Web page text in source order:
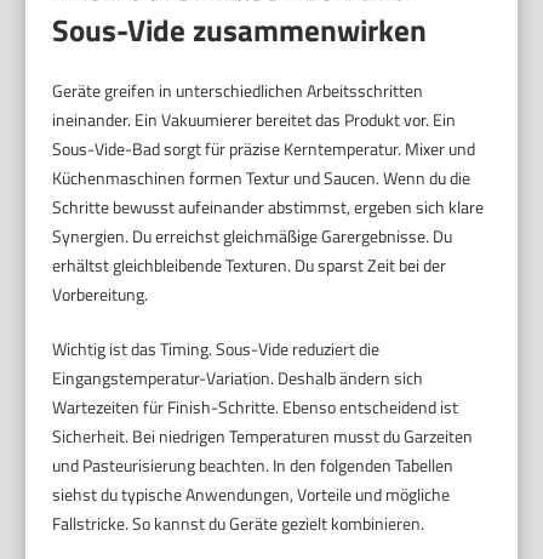
Sous-Vide zusammenwirken
Geräte greifen in unterschiedlichen Arbeitsschritten
ineinander. Ein Vakuumierer bereitet das Produkt vor. Ein
Sous-Vide-Bad sorgt für präzise Kerntemperatur. Mixer und
Küchenmaschinen formen Textur und Saucen. Wenn du die
Schritte bewusst aufeinander abstimmst, ergeben sich klare
Synergien. Du erreichst gleichmäßige Garergebnisse. Du
erhältst gleichbleibende Texturen. Du sparst Zeit bei der
Vorbereitung.
Wichtig ist das Timing. Sous-Vide reduziert die
Eingangstemperatur-Variation. Deshalb ändern sich
Wartezeiten für Finish-Schritte. Ebenso entscheidend ist
Sicherheit. Bei niedrigen Temperaturen musst du Garzeiten
und Pasteurisierung beachten. In den folgenden Tabellen
siehst du typische Anwendungen, Vorteile und mögliche
Fallstricke. So kannst du Geräte gezielt kombinieren.